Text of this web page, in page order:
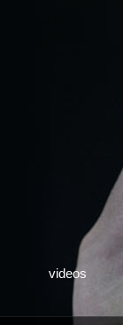
videos